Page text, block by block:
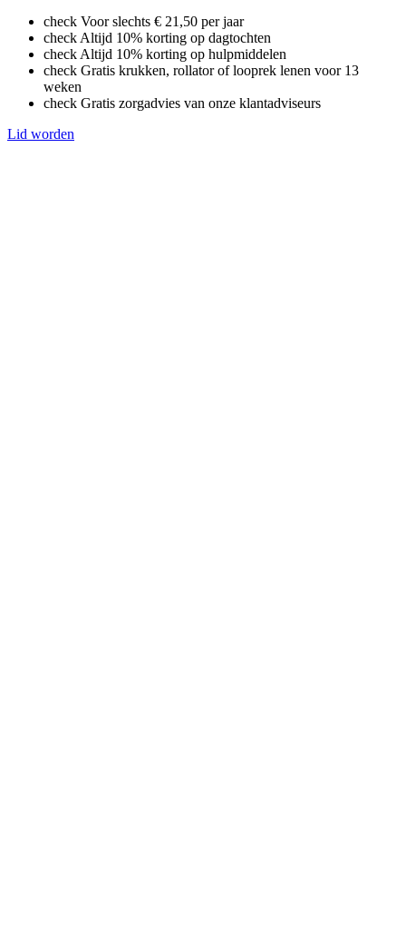
check Voor slechts € 21,50 per jaar
check Altijd 10% korting op dagtochten
check Altijd 10% korting op hulpmiddelen
check Gratis krukken, rollator of looprek lenen voor 13
weken
check Gratis zorgadvies van onze klantadviseurs
Lid worden